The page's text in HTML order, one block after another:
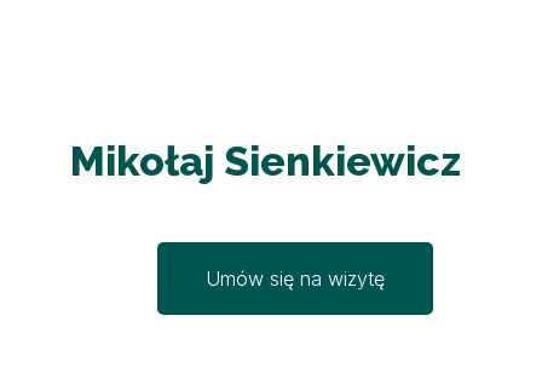
Mikołaj Sienkiewicz
Umów się na wizytę